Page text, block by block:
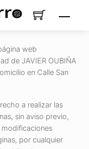
Menu
web
de JAVIER OUBIÑA
en Calle San
a realizar las
sin aviso previo,
modificaciones
por cualquier